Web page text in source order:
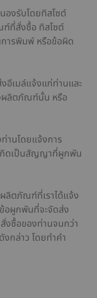
องรับโดยทิสโซต์
ฑ์ที่สั่งซื้อ ทิสโซต์
การพิมพ์ หรือข้อผิด
อีเมล์แจ้งแก่ท่านและ
ผลิตภัณฑ์นั้น หรือ
านโดยแจ้งการ
กิดเป็นสัญญาที่ผูกพัน
ลิตภัณฑ์ที่เราได้แจ้ง
อผูกพันที่จะจัดส่ง
งซื้อของท่านจนกว่า
กล่าว โดยทำคำ